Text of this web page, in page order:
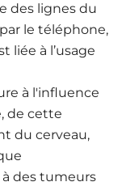
des lignes du
le téléphone,
liée à l’usage
à l'influence
de cette
du cerveau,
des tumeurs